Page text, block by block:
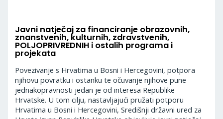
Javni natječaj za financiranje obrazovnih,
znanstvenih, kulturnih, zdravstvenih,
POLJOPRIVREDNIH i ostalih programa i
projekata
Povezivanje s Hrvatima u Bosni i Hercegovini, potpora
njihovu povratku i ostanku te očuvanje njihove pune
jednakopravnosti jedan je od interesa Republike
Hrvatske. U tom cilju, nastavljajući pružati potporu
Hrvatima u Bosni i Hercegovini, Središnji državni ured za